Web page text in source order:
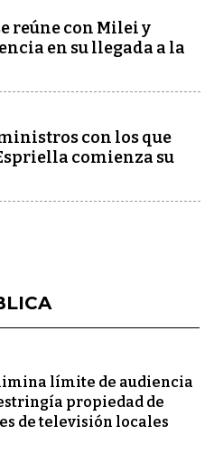
reúne con Milei y
en su llegada a la
ministros con los que
comienza su
límite de audiencia
propiedad de
de televisión locales